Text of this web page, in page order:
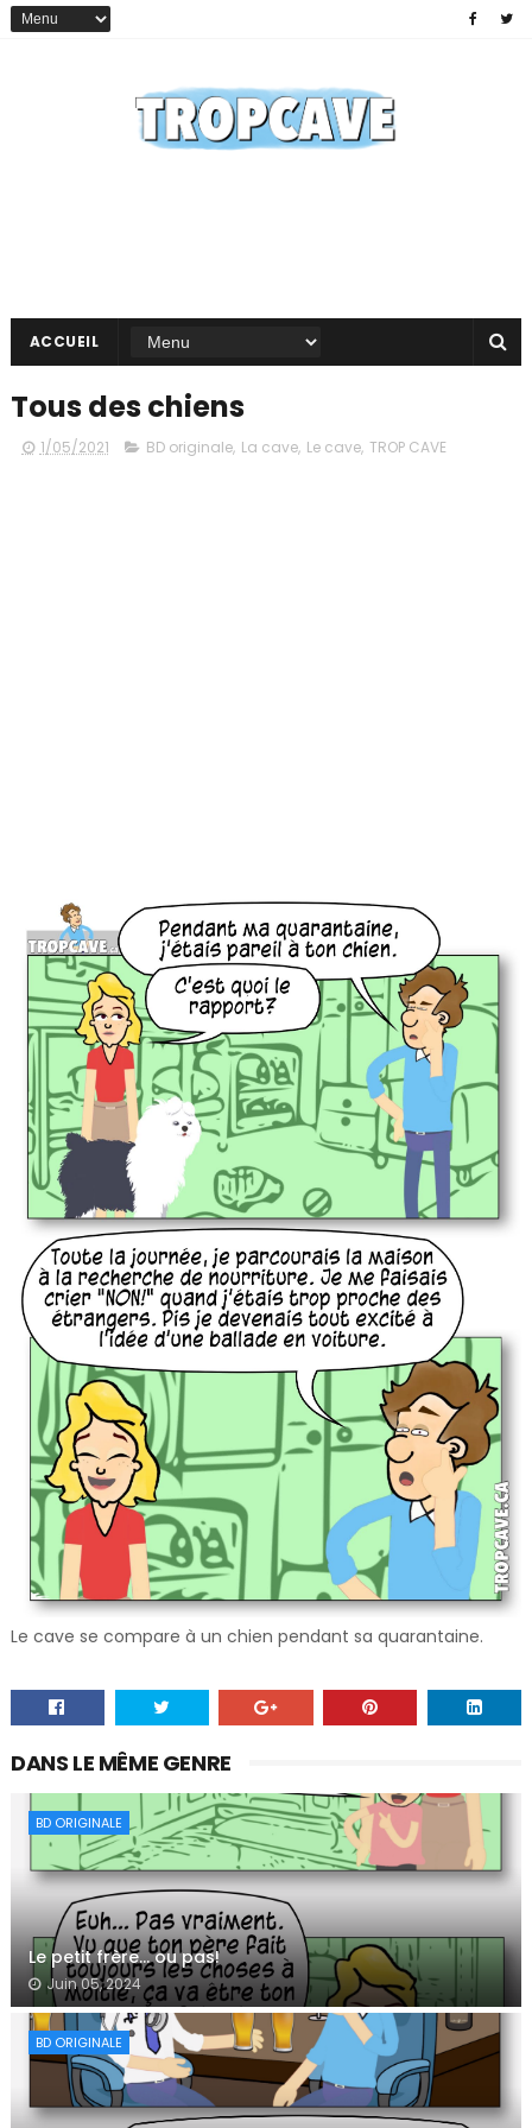
ACCUEIL
Tous des chiens
1/05/2021 BD originale, La cave, Le cave, TROP CAVE
Le cave se compare à un chien pendant sa quarantaine.
DANS LE MÊME GENRE
BD ORIGINALE
Le petit frère… ou pas!
Juin 05, 2024
BD ORIGINALE